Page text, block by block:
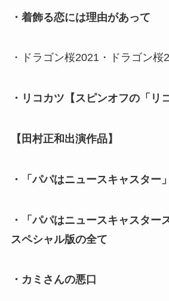
・着飾る恋には理由があって
・ドラゴン桜2021・ドラゴン桜
・リコカツ【スピンオフの「リ
【田村正和出演作品】
・「パパはニュースキャスター
・「パパはニュースキャスター
スペシャル版の全て
・カミさんの悪口